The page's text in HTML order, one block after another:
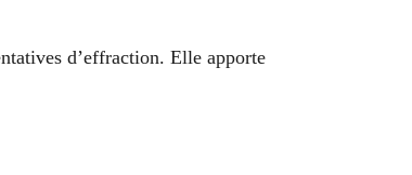
d’effraction. Elle apporte